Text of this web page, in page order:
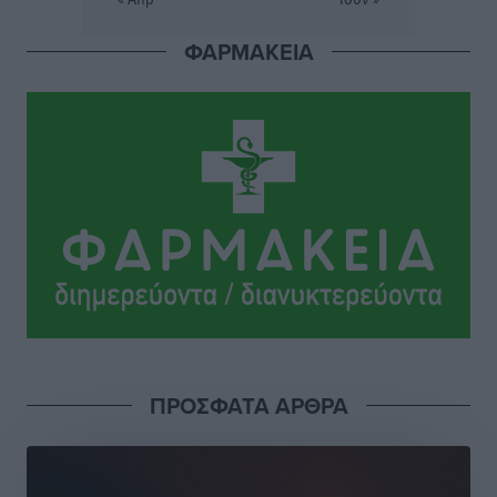
Πού κινούνται οι κρατήσεις last minute σε Ελλάδα
Ειδήσεις• πριν 9 ώρες
Οδηγός στη Ρόδο τράκαρε σταθμευμένο αυτοκίνητο,
παρέσυρε 72χρονο και διέφυγε
πριν 9 ώρες
Το νέο Ειδικό Χωροταξικό για τον Τουρισμό
ξανασχεδιάζει τον επενδυτικό χάρτη της Ρόδου
Υγείας πρέπει να φτάνει σε κάθε γωνιά – Ενισχύουμε
ΦΑΡΜΑΚΕΙΑ
ΠΡΟΣΦΑΤΑ ΑΡΘΡΑ